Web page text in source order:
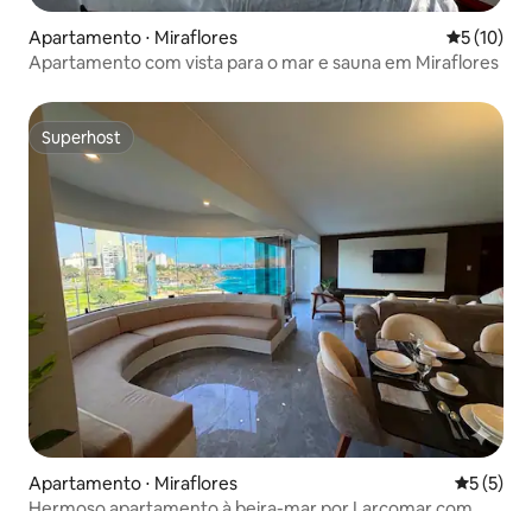
Apartamento ⋅ Miraflores 5 de uma
5 (10)
Apartamento com vista para o mar e sauna em Miraflores
Superhost
Superhost
Apartamento ⋅ Miraflores 5 de
5 (5)